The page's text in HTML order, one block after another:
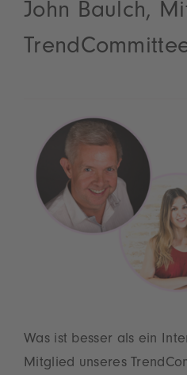
John Baulch,
Was ist besser als ein
Mitglied unseres